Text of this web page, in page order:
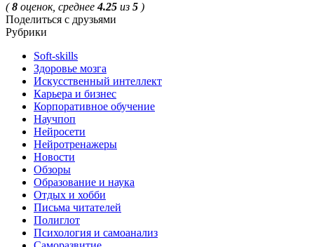
(8 оценок, среднее4.25 из 5 )
Поделиться с друзьями
Рубрики
Soft-skills
Здоровье мозга
Искусственный интеллект
Карьера и бизнес
Корпоративное обучение
Научпоп
Нейросети
Нейротренажеры
Новости
Обзоры
Образование и наука
Отдых и хобби
Письма читателей
Полиглот
Психология и самоанализ